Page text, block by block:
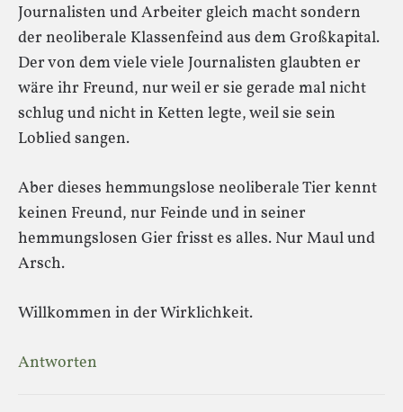
Journalisten und Arbeiter gleich macht sondern
der neoliberale Klassenfeind aus dem Großkapital.
Der von dem viele viele Journalisten glaubten er
wäre ihr Freund, nur weil er sie gerade mal nicht
schlug und nicht in Ketten legte, weil sie sein
Loblied sangen.
Aber dieses hemmungslose neoliberale Tier kennt
keinen Freund, nur Feinde und in seiner
hemmungslosen Gier frisst es alles. Nur Maul und
Arsch.
Willkommen in der Wirklichkeit.
Antworten